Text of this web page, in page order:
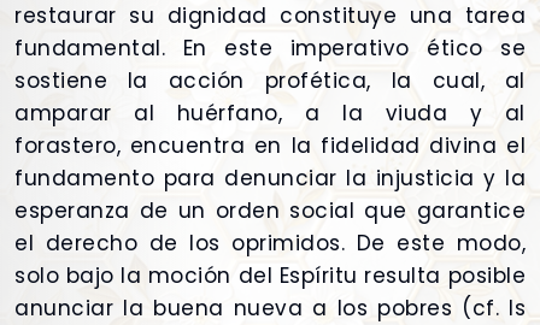
restaurar su dignidad constituye una tarea
fundamental. En este imperativo ético se
sostiene la acción profética, la cual, al
amparar al huérfano, a la viuda y al
forastero, encuentra en la fidelidad divina el
fundamento para denunciar la injusticia y la
esperanza de un orden social que garantice
el derecho de los oprimidos. De este modo,
solo bajo la moción del Espíritu resulta posible
anunciar la buena nueva a los pobres (cf. Is